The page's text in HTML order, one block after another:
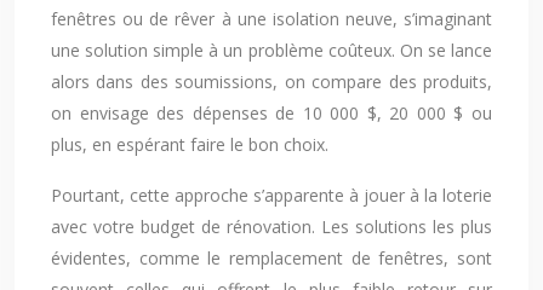
fenêtres ou de rêver à une isolation neuve, s’imaginant
une solution simple à un problème coûteux. On se lance
alors dans des soumissions, on compare des produits,
on envisage des dépenses de 10 000 $, 20 000 $ ou
plus, en espérant faire le bon choix.
Pourtant, cette approche s’apparente à jouer à la loterie
avec votre budget de rénovation. Les solutions les plus
évidentes, comme le remplacement de fenêtres, sont